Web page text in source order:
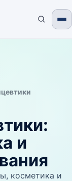
:
и
косметика и